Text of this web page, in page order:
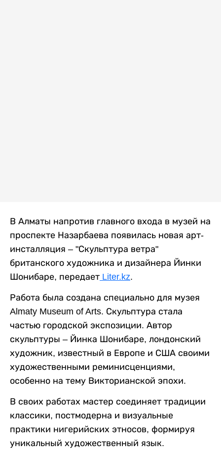
В Алматы напротив главного входа в музей на
проспекте Назарбаева появилась новая арт-
инсталляция – "Скульптура ветра"
британского художника и дизайнера Йинки
Шонибаре, передает Liter.kz.
Работа была создана специально для музея
Almaty Museum of Arts. Скульптура стала
частью городской экспозиции. Автор
скульптуры – Йинка Шонибаре, лондонский
художник, известный в Европе и США своими
художественными реминисценциями,
особенно на тему Викторианской эпохи.
В своих работах мастер соединяет традиции
классики, постмодерна и визуальные
практики нигерийских этносов, формируя
уникальный художественный язык.